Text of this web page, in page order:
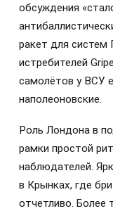
обсуждения
ракет для
истребителей
самолётов у ВСУ
наполеоновские.
Роль Лондона в
рамки простой
наблюдателей.
в Крынках, где
отчетливо. Более